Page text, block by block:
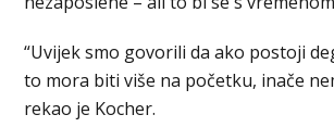
“Uvijek smo govorili da ako postoji
to mora biti više na početku, inače
rekao je Kocher.